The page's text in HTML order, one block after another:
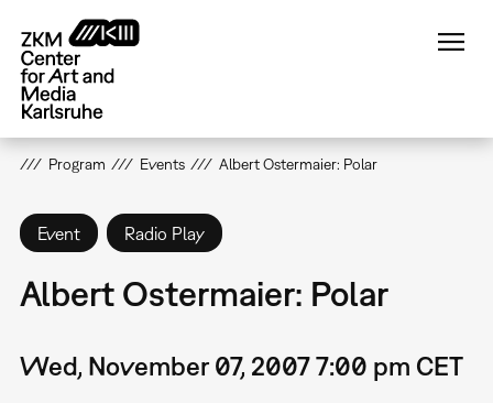
main
content
Program Events Albert Ostermaier: Polar
Event Radio Play
Albert Ostermaier: Polar
Wed, November 07, 2007 7:00 pm CET